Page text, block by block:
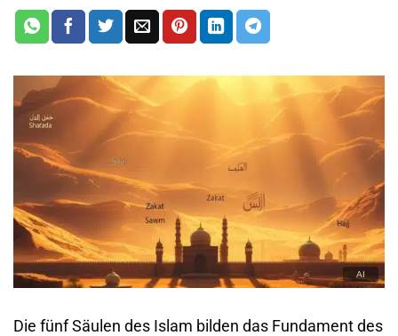
Die fünf Säulen des Islam bilden das Fundament des